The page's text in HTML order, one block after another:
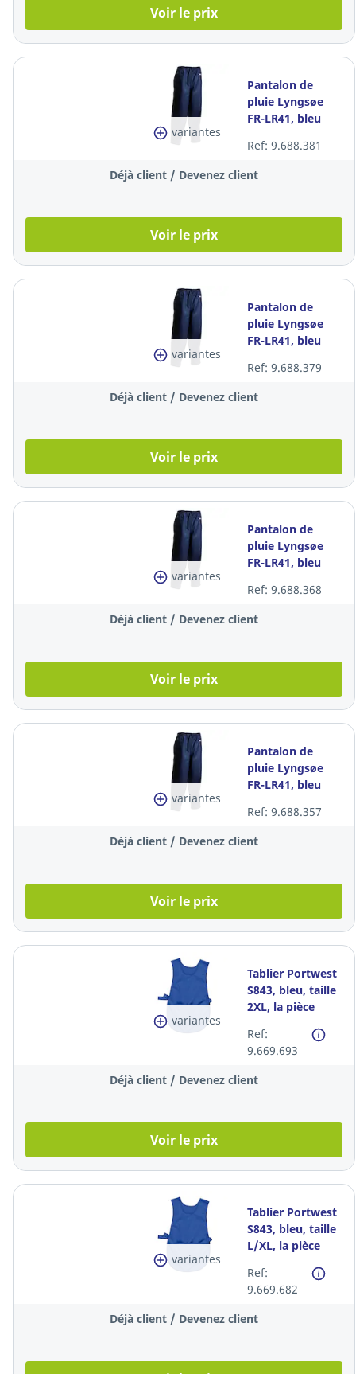
Voir le prix
variantes
Pantalon de
pluie Lyngsøe
FR-LR41, bleu
la pièce
Ref: 9.688.381
Déjà client / Devenez client
Voir le prix
variantes
Pantalon de
pluie Lyngsøe
FR-LR41, bleu
la pièce
Ref: 9.688.379
Déjà client / Devenez client
Voir le prix
variantes
Pantalon de
pluie Lyngsøe
FR-LR41, bleu
la pièce
Ref: 9.688.368
Déjà client / Devenez client
Voir le prix
variantes
Pantalon de
pluie Lyngsøe
FR-LR41, bleu
la pièce
Ref: 9.688.357
Déjà client / Devenez client
Voir le prix
variantes
Tablier Portwest
S843, bleu, taille
2XL, la pièce
Ref:
9.669.693
Déjà client / Devenez client
Voir le prix
variantes
Tablier Portwest
S843, bleu, taille
L/XL, la pièce
Ref:
9.669.682
Déjà client / Devenez client